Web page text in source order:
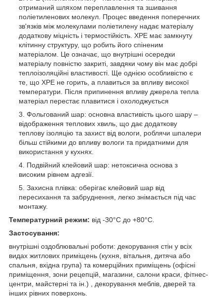
отриманий шляхом переплавлення та зшивання
поліетиленових молекул. Процес введення поперечних
зв'язків між молекулами поліетилену надає матеріалу
додаткову міцність і термостійкість. XPE має замкнуту
клітинну структуру, що робить його спіненим
матеріалом. Це означає, що внутрішні осередки
матеріалу повністю закриті, завдяки чому він має добрі
теплоізоляційні властивості. Ще однією особливістю є
те, що ХРЕ не горить, а плавиться за впливу високої
температури. Після припинення впливу джерела тепла
матеріал перестає плавитися і охолоджується
Фольгований шар: основна властивість цього шару –
відображення теплових хвиль, що дає додаткову
теплову ізоляцію та захист від вологи, роблячи шпалери
більш стійкими до впливу вологи та придатними для
використання у кухнях.
Подвійний клейовий шар: нетоксична основа з
високим рівнем адгезії.
Захисна плівка: оберігає клейовий шар від
пересихання та забруднення, легко знімається під час
монтажу.
Температурний режим: від -30°C до +80°C.
Застосування:
внутрішні оздоблювальні роботи: декорування стін у всіх
видах житлових приміщень (кухня, вітальня, дитяча або
спальня, вхідна група) та комерційних приміщень (офісні
приміщення, зони рецепцій, магазини, салони краси, фітнес-
центри, майстерні та ін.) , декорування меблів, дверей та
інших рівних поверхонь.